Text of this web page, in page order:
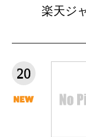
楽天ジ
20